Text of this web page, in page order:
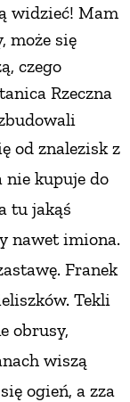
widzieć! Mam
może się
czego
Rzeczna
od znaleziskz
kupuje do
tu jakąś
nawet imiona.
Franek
Tekli
obrusy,
wiszą
ogień, a zza